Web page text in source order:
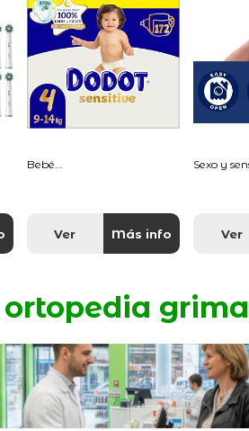
Bebé...
Ver Más info
Sexo y
Ver